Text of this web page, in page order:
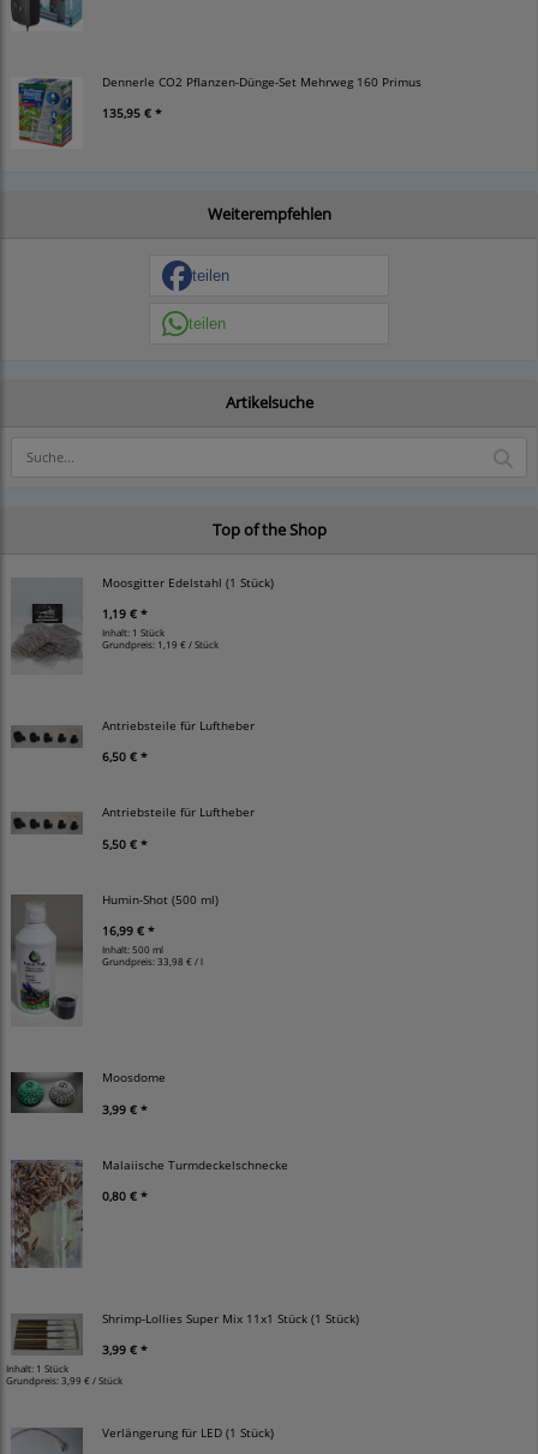
Dennerle CO2 Pflanzen-Dünge-Set Mehrweg 160 Primus
135,95 € *
Weiterempfehlen
teilen
teilen
Artikelsuche
Top of the Shop
Moosgitter Edelstahl (1 Stück)
1,19 € *
Inhalt: 1 Stück
Grundpreis: 1,19 € / Stück
Antriebsteile für Luftheber
6,50 € *
Antriebsteile für Luftheber
5,50 € *
Humin-Shot (500 ml)
16,99 € *
Inhalt: 500 ml
Grundpreis:33,98 € / l
Moosdome
3,99 € *
Malaiische Turmdeckelschnecke
0,80 € *
Shrimp-Lollies Super Mix 11x1 Stück (1 Stück)
3,99 € *
Inhalt: 1 Stück
Grundpreis:3,99 € / Stück
Verlängerung für LED (1 Stück)